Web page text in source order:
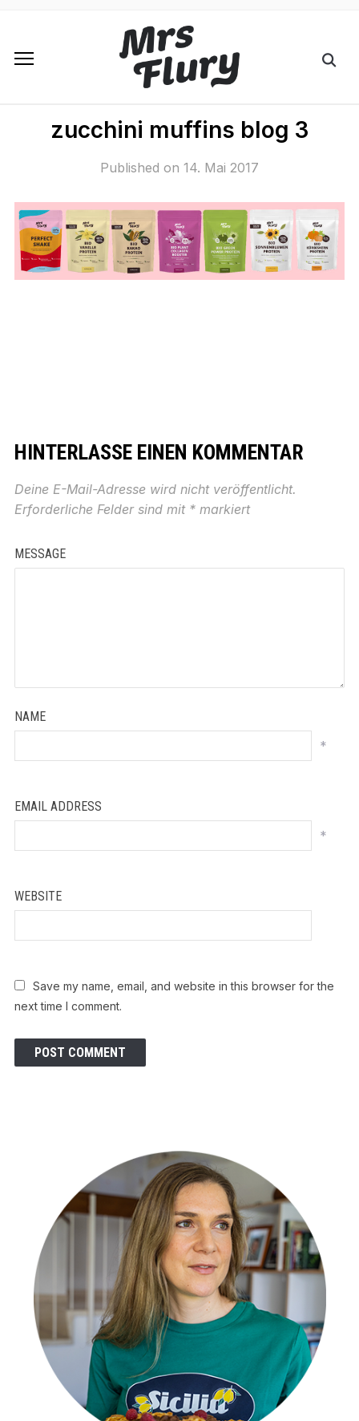
zucchini muffins blog 3
Published on 14. Mai 2017
HINTERLASSE EINEN KOMMENTAR
Deine E-Mail-Adresse wird nicht veröffentlicht.
Erforderliche Felder sind mit *markiert
MESSAGE
NAME
*
EMAIL ADDRESS
*
WEBSITE
Save my name, email, and website in this browser for the
next time I comment.